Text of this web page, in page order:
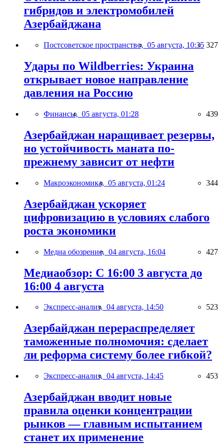
гибридов и электромобилей
Азербайджана
Постсоветское пространство, 05 августа, 10:35 327
Удары по Wildberries: Украина
открывает новое направление
давления на Россию
Финансы, 05 августа, 01:28 439
Азербайджан наращивает резервы,
но устойчивость маната по-
прежнему зависит от нефти
Макроэкономика, 05 августа, 01:24 344
Азербайджан ускоряет
цифровизацию в условиях слабого
роста экономики
Медиа обозрение, 04 августа, 16:04 427
Медиаобзор: С 16:00 3 августа до
16:00 4 августа
Экспресс-анализ, 04 августа, 14:50 523
Азербайджан перераспределяет
таможенные полномочия: сделает
ли реформа систему более гибкой?
Экспресс-анализ, 04 августа, 14:45 453
Азербайджан вводит новые
правила оценки концентрации
рынков — главным испытанием
станет их применение